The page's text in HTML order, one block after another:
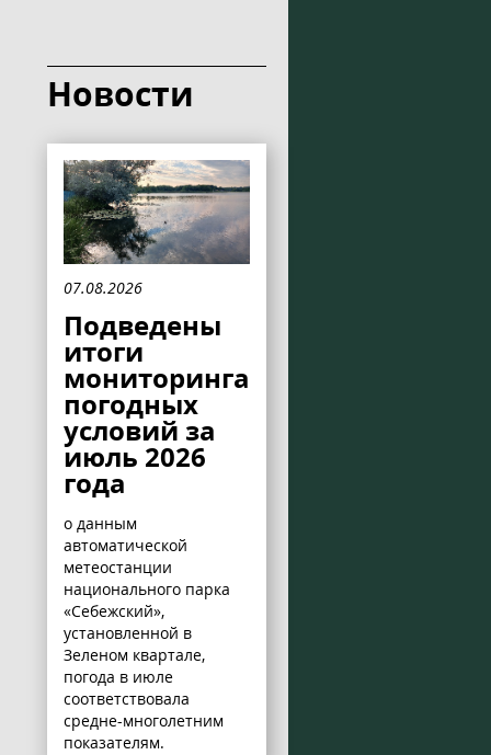
Новости
07.08.2026
Подведены
итоги
мониторинга
погодных
условий за
июль 2026
года
о данным
автоматической
метеостанции
национального парка
«Себежский»,
установленной в
Зеленом квартале,
погода в июле
соответствовала
средне-многолетним
показателям.